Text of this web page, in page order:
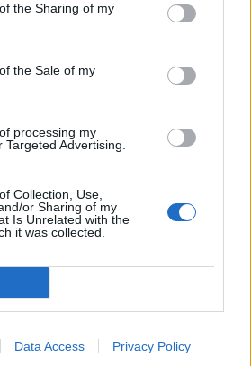
the Sharing of my
the Sale of my
processing my
Advertising.
Collection, Use,
or Sharing of my
Is Unrelated with the
it was collected.
Data Access Privacy Policy
saga: végre kiderült, hogy
megállapodása egy éven belül
szerint többek között az Arsenal is
iránta.